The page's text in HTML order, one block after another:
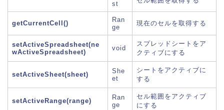
st
getCurrentCell()
Ran
ge
現在のセルを取得する
setActiveSpreadsheet(ne
wActiveSpreadsheet)
void
スプレッドシートをア
クティブにする
setActiveSheet(sheet)
She
et
シートをアクティブに
する
setActiveRange(range)
Ran
ge
セル範囲をアクティブ
にする